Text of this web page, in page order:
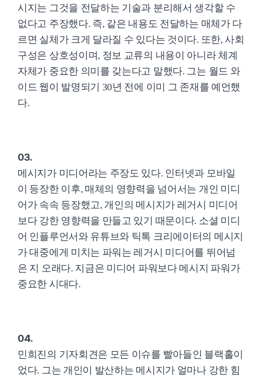
시지는 그것을 전달하는 기술과 분리해서 생각할 수
없다고 주장했다. 즉, 같은 내용도 전달하는 매체가 다
르면 실체가 크게 달라질 수 있다는 것이다. 또한, 사회
구성은 상호성이며, 정보 교류의 내용이 아니라 체계
자체가 중요한 의미를 갖는다고 말했다. 그는 월드 와
이드 웹이 발명되기 30년 전에 이미 그 존재를 예언했
다.
03.
메시지가 미디어라는 주장도 있다. 인터넷과 모바일
이 등장한 이후, 매체의 영향력을 넘어서는 개인 미디
어가 속속 등장했고, 개인의 메시지가 레거시 미디어
보다 강한 영향력을 만들고 있기 때문이다. 소셜 미디
어 인플루언서와 유튜브와 틱톡 크리에이터의 메시지
가 대중에게 미치는 파워는 레거시 미디어를 뛰어넘
은 지 오래다. 지금은 미디어 파워보다 메시지 파워가
중요한 시대다.
04.
민희진의 기자회견은 모든 이슈를 빨아들인 블랙홀이
었다. 그는 개인이 발산하는 메시지가 얼마나 강한 힘